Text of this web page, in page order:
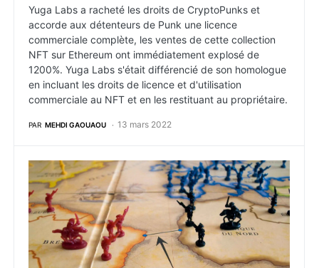
Yuga Labs a racheté les droits de CryptoPunks et
accorde aux détenteurs de Punk une licence
commerciale complète, les ventes de cette collection
NFT sur Ethereum ont immédiatement explosé de
1200%. Yuga Labs s'était différencié de son homologue
en incluant les droits de licence et d'utilisation
commerciale au NFT et en les restituant au propriétaire.
PAR MEHDI GAOUAOU 13 mars 2022
Crypto : DappRadar montre une croissance de